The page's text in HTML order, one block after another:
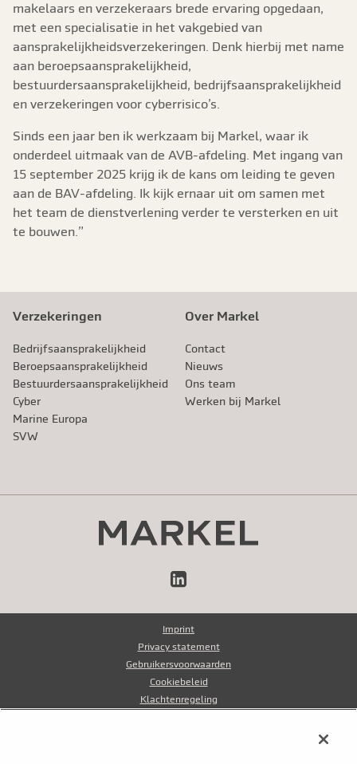
makelaars en verzekeraars brede ervaring opgedaan,
met een specialisatie in het vakgebied van
aansprakelijkheidsverzekeringen. Denk hierbij met name
aan beroepsaansprakelijkheid,
bestuurdersaansprakelijkheid, bedrijfsaansprakelijkheid
en verzekeringen voor cyberrisico’s.
Sinds een jaar ben ik werkzaam bij Markel, waar ik
onderdeel uitmaak van de AVB-afdeling. Met ingang van
15 september 2025 krijg ik de kans om leiding te geven
aan de BAV-afdeling. Ik kijk ernaar uit om samen met
het team de dienstverlening verder te versterken en uit
te bouwen.”
Verzekeringen
Bedrijfsaansprakelijkheid
Beroeps­aansprakelijkheid
Bestuurdersaansprakelijkheid
Cyber
Marine Europa
SVW
Over Markel
Contact
Nieuws
Ons team
Werken bij Markel
LinkedIn
Imprint
Privacy statement
Gebruikersvoorwaarden
Cookiebeleid
Klachtenregeling